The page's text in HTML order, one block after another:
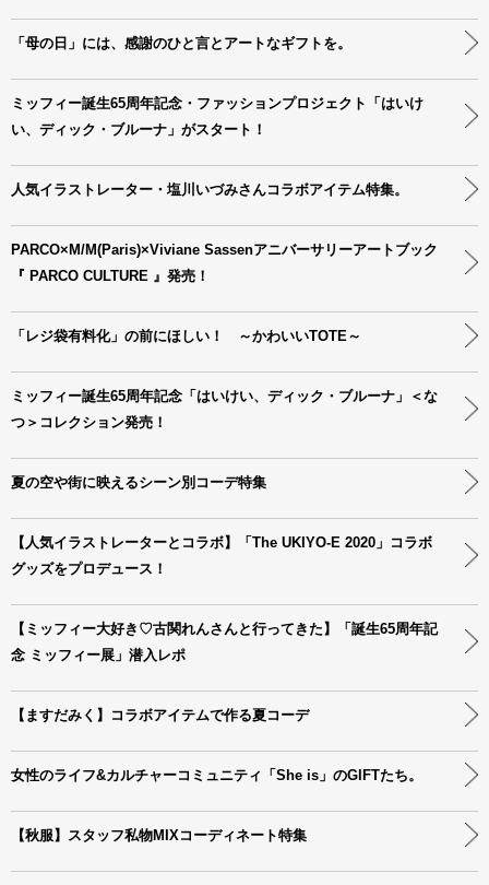
「母の日」には、感謝のひと言とアートなギフトを。
ミッフィー誕生65周年記念・ファッションプロジェクト「はいけ
い、ディック・ブルーナ」がスタート！
人気イラストレーター・塩川いづみさんコラボアイテム特集。
PARCO×M/M(Paris)×Viviane Sassenアニバーサリーアートブック
『 PARCO CULTURE 』発売！
「レジ袋有料化」の前にほしい！ ～かわいいTOTE～
ミッフィー誕生65周年記念「はいけい、ディック・ブルーナ」＜な
つ＞コレクション発売！
夏の空や街に映えるシーン別コーデ特集
【人気イラストレーターとコラボ】「The UKIYO-E 2020」コラボ
グッズをプロデュース！
【ミッフィー大好き♡古関れんさんと行ってきた】「誕生65周年記
念 ミッフィー展」潜入レポ
【ますだみく】コラボアイテムで作る夏コーデ
女性のライフ&カルチャーコミュニティ「She is」のGIFTたち。
【秋服】スタッフ私物MIXコーディネート特集